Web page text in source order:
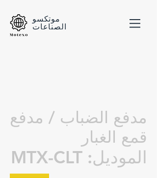
موتكسو
الصناعات
مدفع الضباب / مدفع
قمع الغبار
الموديل: MTX-CLT